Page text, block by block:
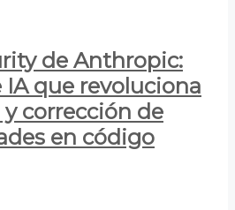
de Anthropic:
IA que revoluciona
y corrección de
en código